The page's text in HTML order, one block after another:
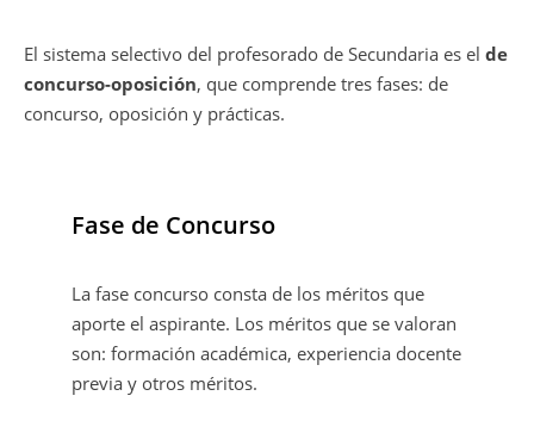
El sistema selectivo del profesorado de Secundaria es el de
concurso-oposición, que comprende tres fases: de
concurso, oposición y prácticas.
Fase de Concurso
La fase concurso consta de los méritos que
aporte el aspirante. Los méritos que se valoran
son: formación académica, experiencia docente
previa y otros méritos.